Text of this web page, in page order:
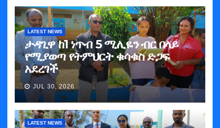
LATEST NEWS
ታዳጊዋ ከ1 ነጥብ 5 ሚሊዬን ብር በላይ
የሚያወጣ የትምህርት ቁሳቁስ ድጋፍ
አደረገች
JUL 30, 2026
LATEST NEWS